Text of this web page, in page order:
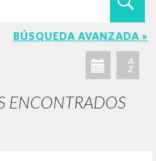
BÚSQUEDA AVANZADA »
A
Z
ENCONTRADOS